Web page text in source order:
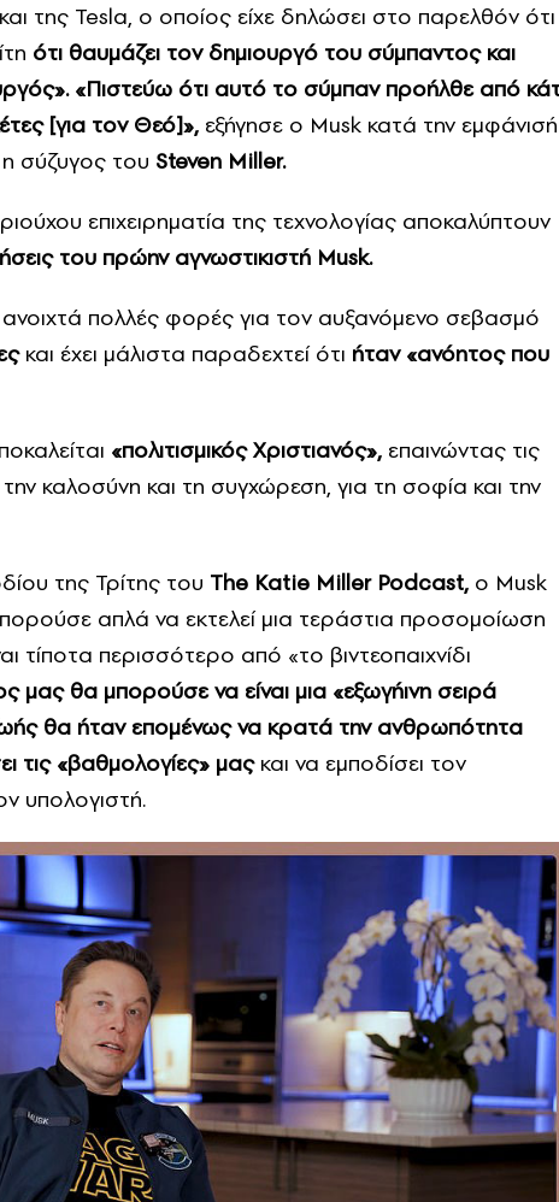
της Tesla, ο οποίος είχε δηλώσει στο παρελθόν ότι
ότι θαυμάζει τον δημιουργό του σύμπαντος και
«Πιστεύω ότι αυτό το σύμπαν προήλθε από
[για τον Θεό]», εξήγησε ο Musk κατά την εμφάνισή
σύζυγος του Steven Miller.
επιχειρηματία της τεχνολογίας αποκαλύπτουν
του πρώην αγνωστικιστή Musk.
πολλές φορές για τον αυξανόμενο σεβασμό
και έχει μάλιστα παραδεχτεί ότι ήταν «ανόητος που
«πολιτισμικός Χριστιανός», επαινώντας τις
καλοσύνη και τη συγχώρεση, για τη σοφία και την
της Τρίτης του The Katie Miller Podcast, ο Musk
απλά να εκτελεί μια τεράστια προσομοίωση
τίποτα περισσότερο από «το βιντεοπαιχνίδι
μας θα μπορούσε να είναι μια «εξωγήινη σειρά
θα ήταν επομένως να κρατά την ανθρωπότητα
τις «βαθμολογίες» μαςκαι να εμποδίσει τον
υπολογιστή.